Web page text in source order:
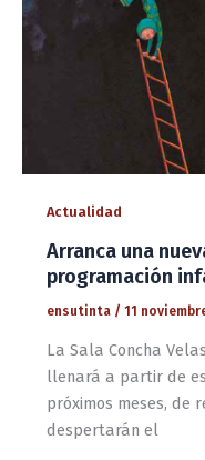
Actualidad
Arranca una
programación
ensutinta / 11
La Sala Concha
llenará a partir de
próximos meses, de
despertarán el